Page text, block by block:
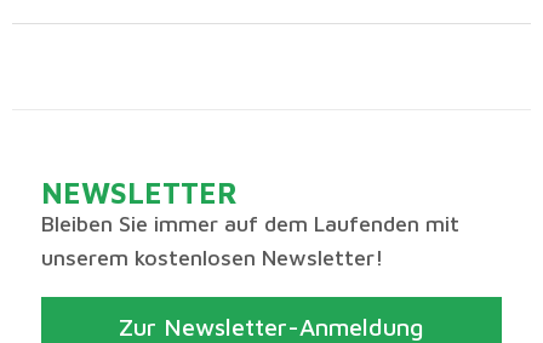
NEWSLETTER
Bleiben Sie immer auf dem Laufenden mit
unserem kostenlosen Newsletter!
Zur Newsletter-Anmeldung